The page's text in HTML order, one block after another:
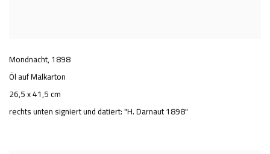
Mondnacht,1898
Öl auf Malkarton
26,5 x 41,5 cm
rechts unten signiert und datiert: "H. Darnaut 1898"